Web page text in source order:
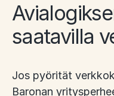
saatavilla
Jos pyörität
Baronan